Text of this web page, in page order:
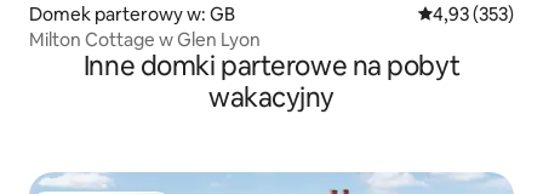
Domek parterowy w: GB Średnia
4,93 (353)
Milton Cottage w Glen Lyon
Inne domki parterowe na pobyt
wakacyjny